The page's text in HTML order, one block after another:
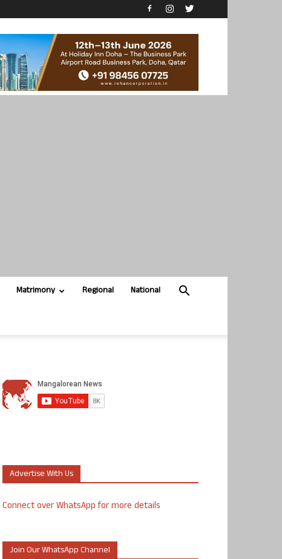
Matrimony Regional National
Advertise With Us
Connect over WhatsApp for more details
Join Our WhatsApp Channel